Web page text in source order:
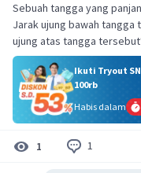
Sebuah tangga yang
Jarak ujung bawah tangga
ujung atas tangga
Ikuti Tryout
100rb
Habis dalam
1 1